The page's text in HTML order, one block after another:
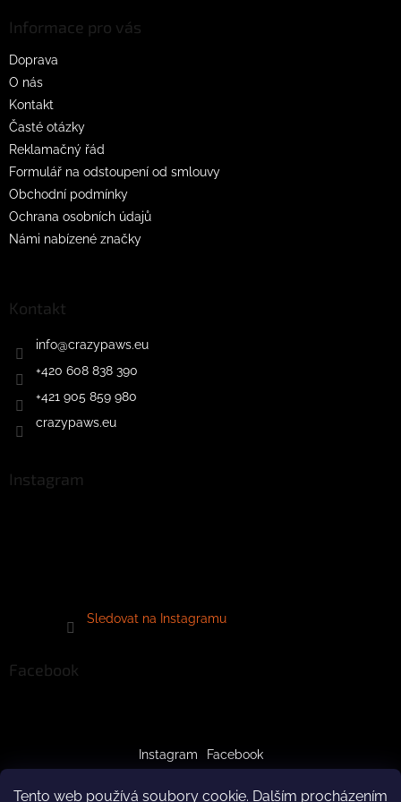
Tento web používá soubory cookie. Dalším procházením
Informace pro vás
Doprava
O nás
Kontakt
Časté otázky
Reklamačný řád
Formulář na odstoupení od smlouvy
Obchodní podmínky
Ochrana osobních údajů
Námi nabízené značky
Kontakt
info@crazypaws.eu
+420 608 838 390
+421 905 859 980
crazypaws.eu
Instagram
Sledovat na Instagramu
Facebook
Instagram Facebook